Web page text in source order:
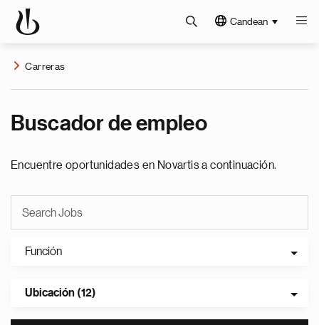
Candean
Carreras
Buscador de empleo
Encuentre oportunidades en Novartis a continuación.
Función
Ubicación (12)